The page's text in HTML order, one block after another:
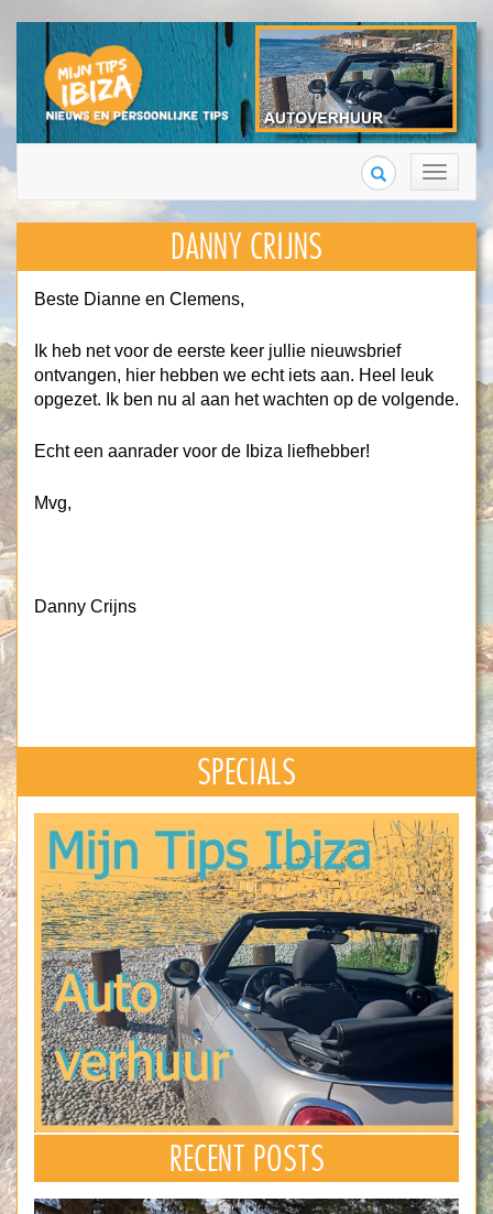
Toggle
navigation
Search
DANNY CRIJNS
Beste Dianne en Clemens,
Ik heb net voor de eerste keer jullie nieuwsbrief
ontvangen, hier hebben we echt iets aan. Heel leuk
opgezet. Ik ben nu al aan het wachten op de volgende.
Echt een aanrader voor de Ibiza liefhebber!
Mvg,
Danny Crijns
SPECIALS
RECENT POSTS